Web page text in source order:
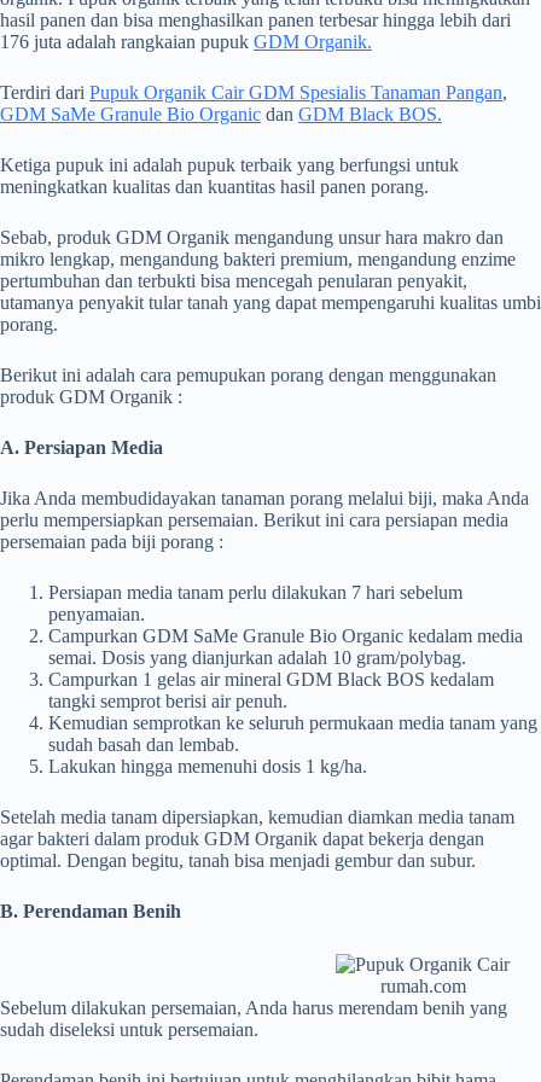
hasil panen dan bisa menghasilkan panen terbesar hingga lebih dari
176 juta adalah rangkaian pupuk GDM Organik.
Terdiri dari Pupuk Organik Cair GDM Spesialis Tanaman Pangan,
GDM SaMe Granule Bio Organic dan GDM Black BOS.
Ketiga pupuk ini adalah pupuk terbaik yang berfungsi untuk
meningkatkan kualitas dan kuantitas hasil panen porang.
Sebab, produk GDM Organik mengandung unsur hara makro dan
mikro lengkap, mengandung bakteri premium, mengandung enzime
pertumbuhan dan terbukti bisa mencegah penularan penyakit,
utamanya penyakit tular tanah yang dapat mempengaruhi kualitas umbi
porang.
Berikut ini adalah cara pemupukan porang dengan menggunakan
produk GDM Organik :
A. Persiapan Media
Jika Anda membudidayakan tanaman porang melalui biji, maka Anda
perlu mempersiapkan persemaian. Berikut ini cara persiapan media
persemaian pada biji porang :
Persiapan media tanam perlu dilakukan 7 hari sebelum
penyamaian.
Campurkan GDM SaMe Granule Bio Organic kedalam media
semai. Dosis yang dianjurkan adalah 10 gram/polybag.
Campurkan 1 gelas air mineral GDM Black BOS kedalam
tangki semprot berisi air penuh.
Kemudian semprotkan ke seluruh permukaan media tanam yang
sudah basah dan lembab.
Lakukan hingga memenuhi dosis 1 kg/ha.
Setelah media tanam dipersiapkan, kemudian diamkan media tanam
agar bakteri dalam produk GDM Organik dapat bekerja dengan
optimal. Dengan begitu, tanah bisa menjadi gembur dan subur.
B. Perendaman Benih
rumah.com
Sebelum dilakukan persemaian, Anda harus merendam benih yang
sudah diseleksi untuk persemaian.